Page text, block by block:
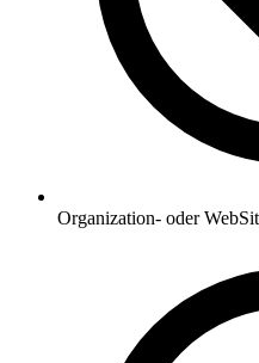
Organization- oder